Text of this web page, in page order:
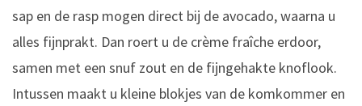
sap en de rasp mogen direct bij de avocado, waarna u
alles fijnprakt. Dan roert u de crème fraîche erdoor,
samen met een snuf zout en de fijngehakte knoflook.
Intussen maakt u kleine blokjes van de komkommer en